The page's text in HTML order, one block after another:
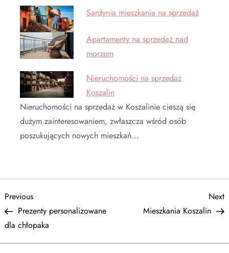
Sardynia mieszkania na sprzedaż
Apartamenty na sprzedaż nad
morzem
Nieruchomości na sprzedaż
Koszalin
Nieruchomości na sprzedaż w Koszalinie cieszą się
dużym zainteresowaniem, zwłaszcza wśród osób
poszukujących nowych mieszkań…
N
a
Previous
Post
Previous
Prezenty personalizowane
dla chłopaka
Next
Mieszkania Koszalin